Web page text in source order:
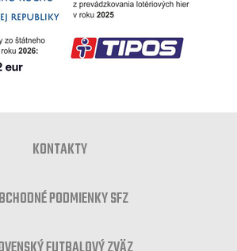
KONTAKTY
PODMIENKY SFZ